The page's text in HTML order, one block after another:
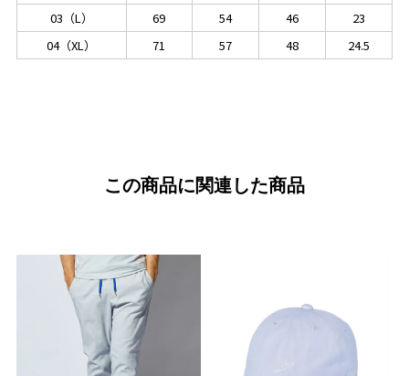
03（L）
69 54 46
23
04（XL）
71 57 48 24.5
この商品に関連した商品